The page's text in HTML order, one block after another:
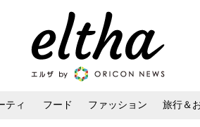
ティ フード ファッション 旅行＆